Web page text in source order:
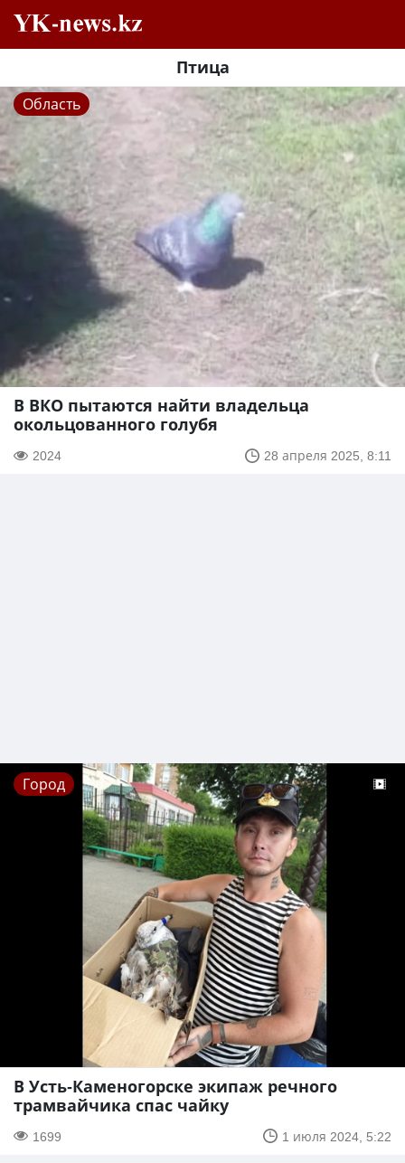
Птица
Область
В ВКО пытаются найти владельца
окольцованного голубя
2024 28 апреля 2025, 8:11
Город
В Усть-Каменогорске экипаж речного
трамвайчика спас чайку
1699 1 июля 2024, 5:22